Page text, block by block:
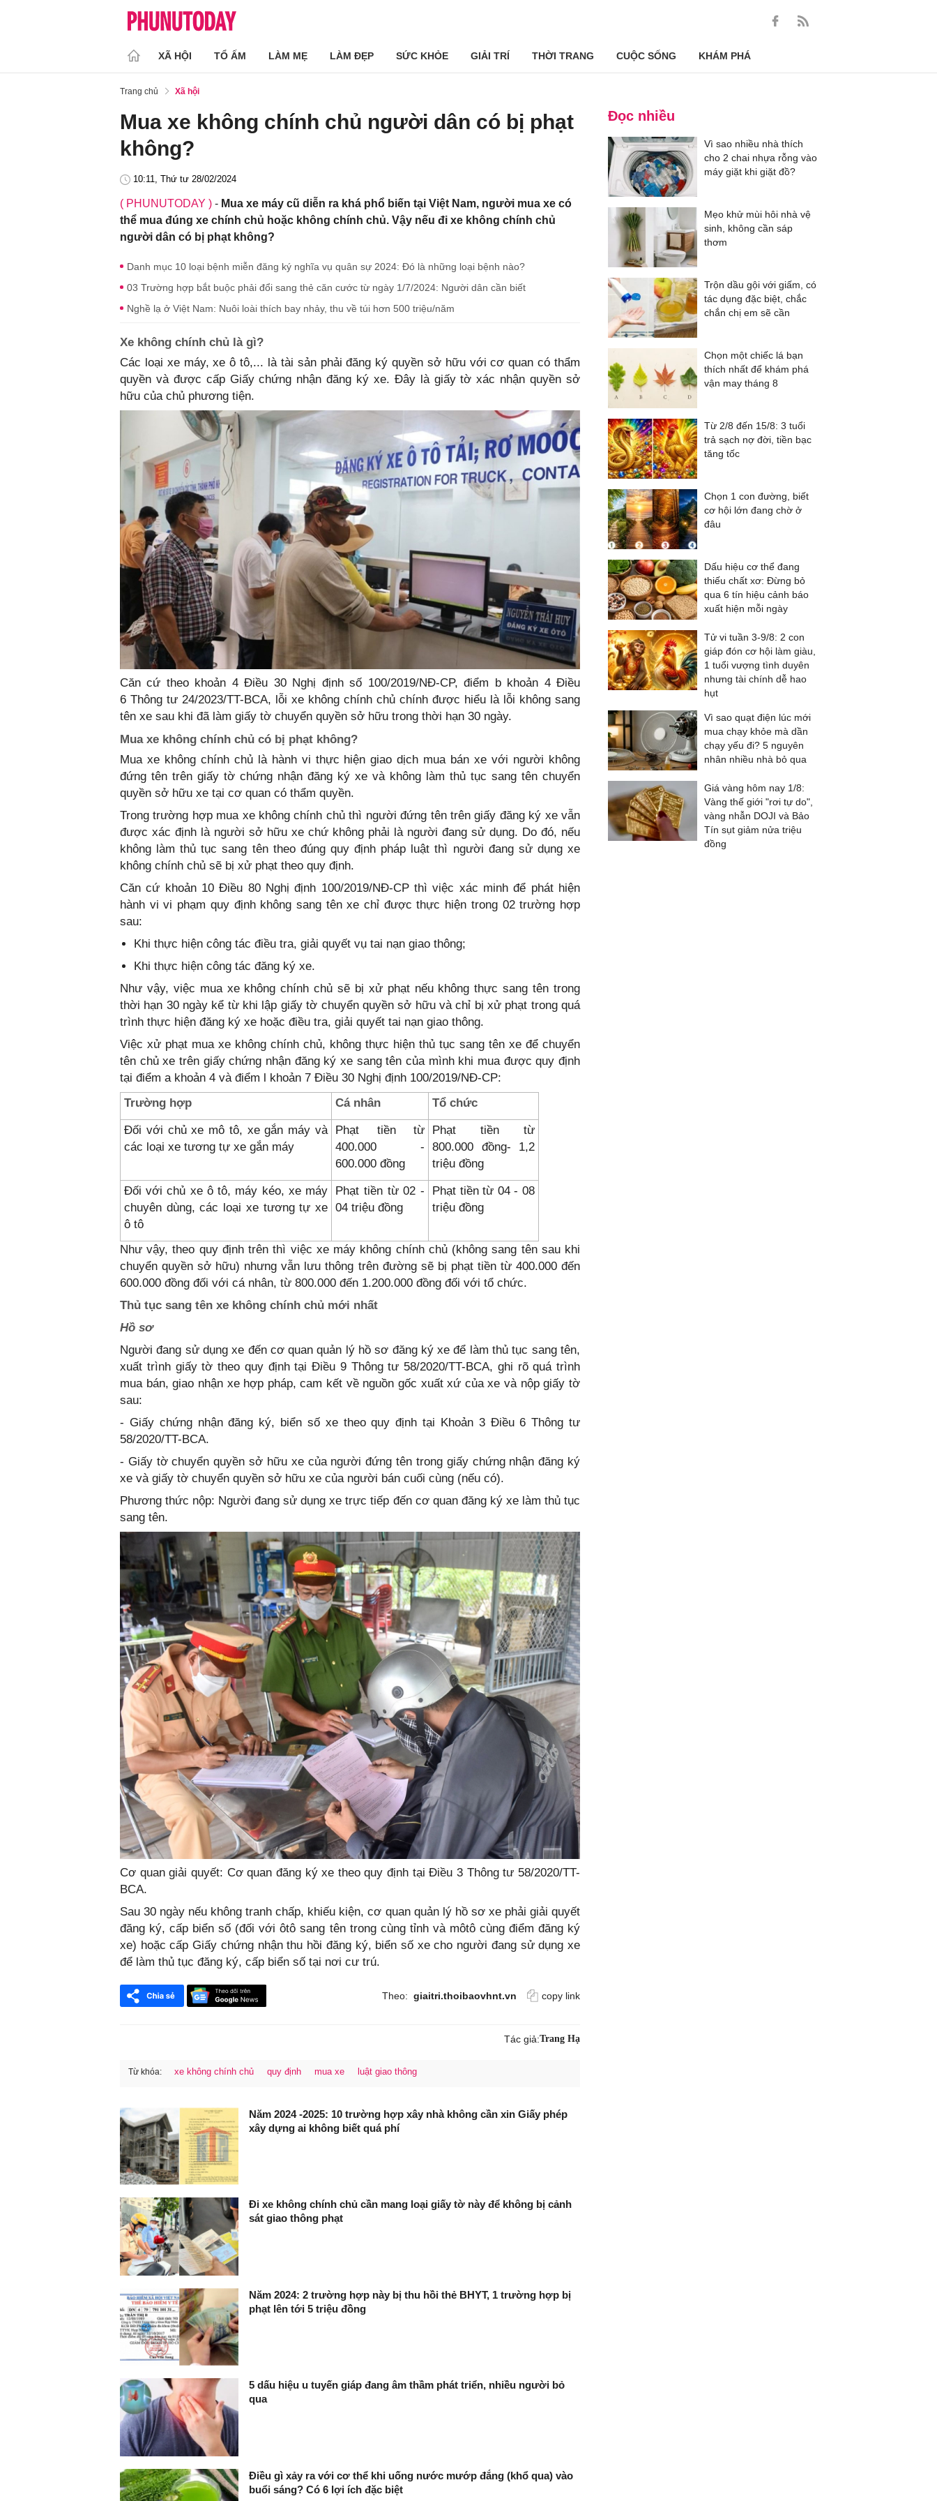
XÃ HỘI TỔ ẤM LÀM MẸ LÀM ĐẸP SỨC KHỎE GIẢI TRÍ THỜI TRANG CUỘC SỐNG KHÁM PHÁ
Trang chủ Xã hội
Mua xe không chính chủ người dân có bị phạt
không?
10:11, Thứ tư 28/02/2024
( PHUNUTODAY ) - Mua xe máy cũ diễn ra khá phổ biến tại Việt Nam, người mua xe có
thể mua đúng xe chính chủ hoặc không chính chủ. Vậy nếu đi xe không chính chủ
người dân có bị phạt không?
Danh mục 10 loại bệnh miễn đăng ký nghĩa vụ quân sự 2024: Đó là những loại bệnh nào?
03 Trường hợp bắt buộc phải đổi sang thẻ căn cước từ ngày 1/7/2024: Người dân cần biết
Nghề lạ ở Việt Nam: Nuôi loài thích bay nhảy, thu về túi hơn 500 triệu/năm
Xe không chính chủ là gì?
Các loại xe máy, xe ô tô,... là tài sản phải đăng ký quyền sở hữu với cơ quan có thẩm
quyền và được cấp Giấy chứng nhận đăng ký xe. Đây là giấy tờ xác nhận quyền sở
hữu của chủ phương tiện.
Căn cứ theo khoản 4 Điều 30 Nghị định số 100/2019/NĐ-CP, điểm b khoản 4 Điều
6 Thông tư 24/2023/TT-BCA, lỗi xe không chính chủ chính được hiểu là lỗi không sang
tên xe sau khi đã làm giấy tờ chuyển quyền sở hữu trong thời hạn 30 ngày.
Mua xe không chính chủ có bị phạt không?
Mua xe không chính chủ là hành vi thực hiện giao dịch mua bán xe với người không
đứng tên trên giấy tờ chứng nhận đăng ký xe và không làm thủ tục sang tên chuyển
quyền sở hữu xe tại cơ quan có thẩm quyền.
Trong trường hợp mua xe không chính chủ thì người đứng tên trên giấy đăng ký xe vẫn
được xác định là người sở hữu xe chứ không phải là người đang sử dụng. Do đó, nếu
không làm thủ tục sang tên theo đúng quy định pháp luật thì người đang sử dụng xe
không chính chủ sẽ bị xử phạt theo quy định.
Căn cứ khoản 10 Điều 80 Nghị định 100/2019/NĐ-CP thì việc xác minh để phát hiện
hành vi vi phạm quy định không sang tên xe chỉ được thực hiện trong 02 trường hợp
sau:
Khi thực hiện công tác điều tra, giải quyết vụ tai nạn giao thông;
Khi thực hiện công tác đăng ký xe.
Như vậy, việc mua xe không chính chủ sẽ bị xử phạt nếu không thực sang tên trong
thời hạn 30 ngày kể từ khi lập giấy tờ chuyển quyền sở hữu và chỉ bị xử phạt trong quá
trình thực hiện đăng ký xe hoặc điều tra, giải quyết tai nạn giao thông.
Việc xử phạt mua xe không chính chủ, không thực hiện thủ tục sang tên xe để chuyển
tên chủ xe trên giấy chứng nhận đăng ký xe sang tên của mình khi mua được quy định
tại điểm a khoản 4 và điểm l khoản 7 Điều 30 Nghị định 100/2019/NĐ-CP:
Trường hợp
Cá nhân Tổ chức
Đối với chủ xe mô tô, xe gắn máy và
các loại xe tương tự xe gắn máy
Phạt tiền từ
400.000 -
600.000 đồng
Phạt tiền từ
800.000 đồng- 1,2
triệu đồng
Đối với chủ xe ô tô, máy kéo, xe máy
chuyên dùng, các loại xe tương tự xe
ô tô
Phạt tiền từ 02 -
04 triệu đồng
Phạt tiền từ 04 - 08
triệu đồng
Như vậy, theo quy định trên thì việc xe máy không chính chủ (không sang tên sau khi
chuyển quyền sở hữu) nhưng vẫn lưu thông trên đường sẽ bị phạt tiền từ 400.000 đến
600.000 đồng đối với cá nhân, từ 800.000 đến 1.200.000 đồng đối với tổ chức.
Thủ tục sang tên xe không chính chủ mới nhất
Hồ sơ
Người đang sử dụng xe đến cơ quan quản lý hồ sơ đăng ký xe để làm thủ tục sang tên,
xuất trình giấy tờ theo quy định tại Điều 9 Thông tư 58/2020/TT-BCA, ghi rõ quá trình
mua bán, giao nhận xe hợp pháp, cam kết về nguồn gốc xuất xứ của xe và nộp giấy tờ
sau:
- Giấy chứng nhận đăng ký, biển số xe theo quy định tại Khoản 3 Điều 6 Thông tư
58/2020/TT-BCA.
- Giấy tờ chuyển quyền sở hữu xe của người đứng tên trong giấy chứng nhận đăng ký
xe và giấy tờ chuyển quyền sở hữu xe của người bán cuối cùng (nếu có).
Phương thức nộp: Người đang sử dụng xe trực tiếp đến cơ quan đăng ký xe làm thủ tục
sang tên.
Cơ quan giải quyết: Cơ quan đăng ký xe theo quy định tại Điều 3 Thông tư 58/2020/TT-
BCA.
Sau 30 ngày nếu không tranh chấp, khiếu kiện, cơ quan quản lý hồ sơ xe phải giải quyết
đăng ký, cấp biển số (đối với ôtô sang tên trong cùng tỉnh và môtô cùng điểm đăng ký
xe) hoặc cấp Giấy chứng nhận thu hồi đăng ký, biển số xe cho người đang sử dụng xe
để làm thủ tục đăng ký, cấp biển số tại nơi cư trú.
Theo: giaitri.thoibaovhnt.vn copy link
Tác giả:Trang Hạ
Từ khóa: xe không chính chủ quy định mua xe luật giao thông
Năm 2024 -2025: 10 trường hợp xây nhà không cần xin Giấy phép
xây dựng ai không biết quá phí
Đi xe không chính chủ cần mang loại giấy tờ này để không bị cảnh
sát giao thông phạt
Năm 2024: 2 trường hợp này bị thu hồi thẻ BHYT, 1 trường hợp bị
phạt lên tới 5 triệu đồng
5 dấu hiệu u tuyến giáp đang âm thầm phát triển, nhiều người bỏ
qua
Điều gì xảy ra với cơ thể khi uống nước mướp đắng (khổ qua) vào
buổi sáng? Có 6 lợi ích đặc biệt
Đọc nhiều
Vì sao nhiều nhà thích
cho 2 chai nhựa rỗng vào
máy giặt khi giặt đồ?
Mẹo khử mùi hôi nhà vệ
sinh, không cần sáp
thơm
Trộn dầu gội với giấm, có
tác dụng đặc biệt, chắc
chắn chị em sẽ cần
Chọn một chiếc lá bạn
thích nhất để khám phá
vận may tháng 8
Từ 2/8 đến 15/8: 3 tuổi
trả sạch nợ đời, tiền bạc
tăng tốc
Chọn 1 con đường, biết
cơ hội lớn đang chờ ở
đâu
Dấu hiệu cơ thể đang
thiếu chất xơ: Đừng bỏ
qua 6 tín hiệu cảnh báo
xuất hiện mỗi ngày
Tử vi tuần 3-9/8: 2 con
giáp đón cơ hội làm giàu,
1 tuổi vượng tình duyên
nhưng tài chính dễ hao
hụt
Vì sao quạt điện lúc mới
mua chạy khỏe mà dần
chạy yếu đi? 5 nguyên
nhân nhiều nhà bỏ qua
Giá vàng hôm nay 1/8:
Vàng thế giới "rơi tự do",
vàng nhẫn DOJI và Bảo
Tín sụt giảm nửa triệu
đồng